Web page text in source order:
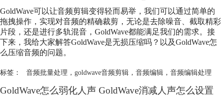
GoldWave可以让音频剪辑变得轻而易举，我们可以通过简单的
拖拽操作，实现对音频的精确裁剪，无论是去除噪音、截取精彩
片段，还是进行多轨混音，GoldWave都能满足我们的需求。接
下来，我给大家解答GoldWave是无损压缩吗？以及GoldWave怎
么压缩音频的问题。
标签： 音频批量处理 ， goldwave音频剪辑， 音频编辑， 音频编辑处理
GoldWave怎么弱化人声 GoldWave消减人声怎么设置